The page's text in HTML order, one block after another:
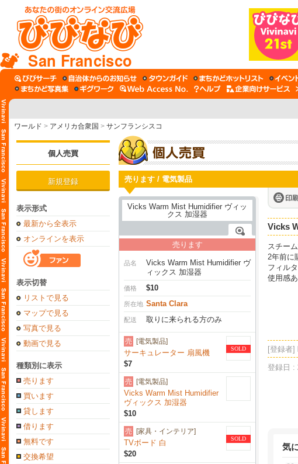
San Francisco
ワールド > アメリカ合衆国 > サンフランシスコ
個人売買
新規登録
表示形式
最新から全表示
オンラインを表示
表示切替
リストで見る
マップで見る
写真で見る
動画で見る
種類別に表示
売ります
買います
貸します
借ります
無料です
交換希望
売ります / 電気製品
売ります
品名
Vicks Warm Mist Humidifier ヴ
ィックス 加湿器
価格 $10
所在地 Santa Clara
配送 取りに来られる方のみ
SOLD
売 [電気製品]
サーキュレーター 扇風機
$7
売 [電気製品]
Vicks Warm Mist Humidifier
ヴィックス 加湿器
$10
SOLD
売 [家具・インテリア]
TVボード 白
$20
Vicks
スチー
2年前に
フィル
使用感
[登録者]
登録日 :
気